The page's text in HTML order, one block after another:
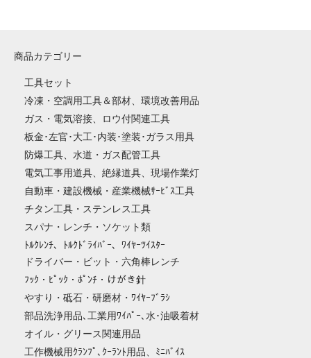
商品カテゴリー
工具セット
冷凍・空調用工具＆部材、環境改善用品
ガス・電気溶接、ロウ付関連工具
板金･左官･大工･内装･塗装･ガラス用具
防爆工具、水道・ガス配管工具
電気工事用道具、絶縁道具、現場作業灯
自動車・建設機械・産業機械ｻｰﾋﾞｽ工具
チタン工具・ステンレス工具
スパナ・レンチ・ソケット類
ﾄﾙｸﾚﾝﾁ、ﾄﾙｸﾄﾞﾗｲﾊﾞｰ、ﾜｲﾔｰﾂｲｽﾀｰ
ドライバー・ビット・六角棒レンチ
ﾌｯｸ・ﾋﾟｯｸ・ﾎﾟﾝﾁ・けがき針
やすり・砥石・研磨材・ﾜｲﾔｰﾌﾞﾗｼ
部品洗浄用品､工業用ﾜｲﾊﾟｰ､水･油吸着材
オイル・グリース関連用品
工作機械用ｸﾗﾝﾌﾟ､ｸｰﾗﾝﾄ用品、ﾐﾆﾊﾞｲｽ